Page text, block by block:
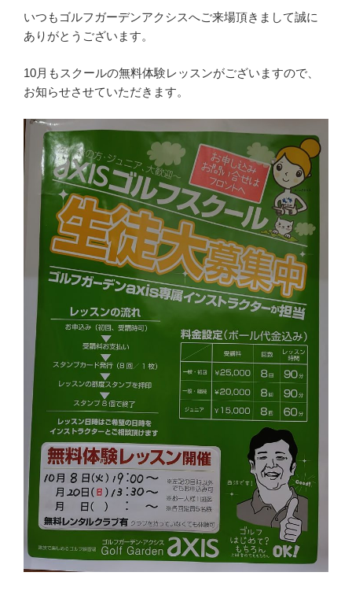
いつもゴルフガーデンアクシスへご来場頂きまして誠に
ありがとうございます。
10月もスクールの無料体験レッスンがございますので、
お知らせさせていただきます。